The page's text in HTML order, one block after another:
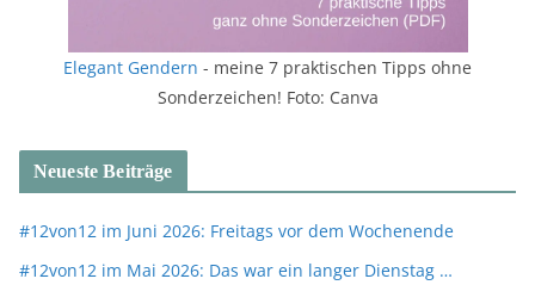
Elegant Gendern - meine 7 praktischen Tipps ohne
Sonderzeichen! Foto: Canva
Neueste Beiträge
#12von12 im Juni 2026: Freitags vor dem Wochenende
#12von12 im Mai 2026: Das war ein langer Dienstag …